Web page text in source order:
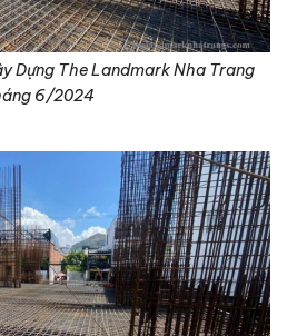
Dựng The Landmark Nha Trang
6/2024